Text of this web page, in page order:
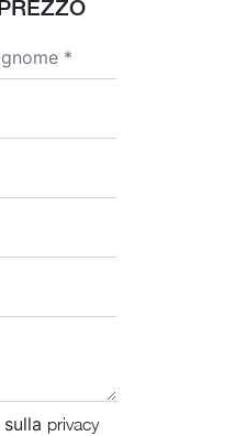
privacy